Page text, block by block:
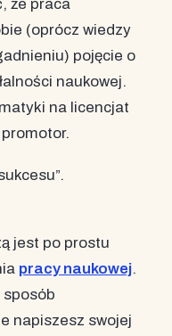
że praca
(oprócz wiedzy
pojęcie o
naukowej.
na licencjat
jest po prostu
pracy naukowej.
sposób
napiszesz swojej